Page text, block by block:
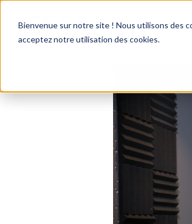
Bienvenue sur notre site ! Nous utilisons des
acceptez notre utilisation des cookies.